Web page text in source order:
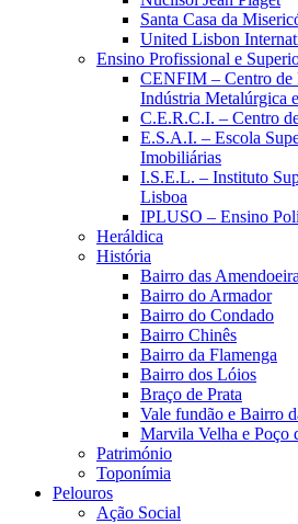
Santa Casa da
United Lisbon
Ensino Profissional e
CENFIM – Centro de
Indústria Metalúrgica
C.E.R.C.I. – Centro
E.S.A.I. – Escola
Imobiliárias
I.S.E.L. – Instituto
Lisboa
IPLUSO – Ensino
Heráldica
História
Bairro das
Bairro do Armador
Bairro do Condado
Bairro Chinês
Bairro da Flamenga
Bairro dos Lóios
Braço de Prata
Vale fundão e Bairro
Marvila Velha e Poço
Património
Toponímia
Pelouros
Ação Social